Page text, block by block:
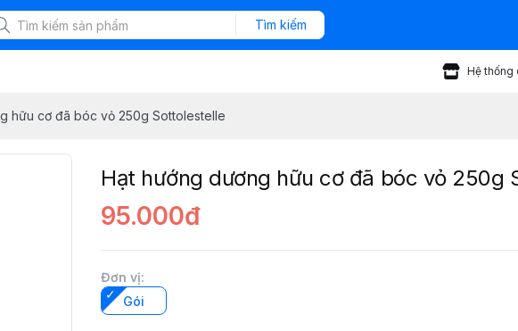
Tìm kiếm
Hệ thống
hữu cơ đã bóc vỏ 250g Sottolestelle
Hạt hướng dương hữu cơ đã bóc vỏ 250g
95.000đ
Đơn vị:
Gói